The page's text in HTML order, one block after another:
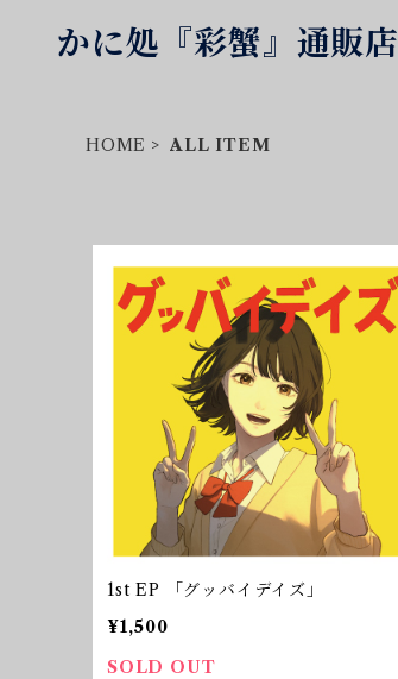
かに処『彩蟹』通販店
HOME ALL ITEM
1st EP 「グッバイデイズ」
¥1,500
SOLD OUT